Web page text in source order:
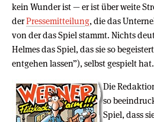
kein Wunder ist — er ist über weite
derPressemitteilung, die das
von der das Spiel stammt. Nichts
Helmes das Spiel, das sie so
entgehen lassen”), selbst gespielt hat.
Die
so
Spiel, dass